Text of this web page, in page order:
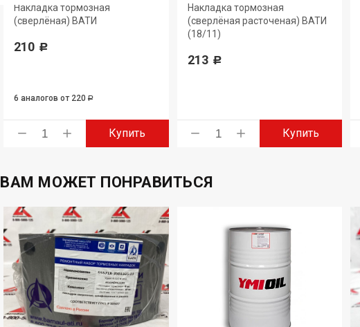
Накладка тормозная
(сверлёная) ВАТИ
210 Р
6 аналогов от 220 Р
Купить
Накладка тормозная
(сверлёная расточеная) ВАТИ
(18/11)
213 Р
Купить
ВАМ МОЖЕТ ПОНРАВИТЬСЯ